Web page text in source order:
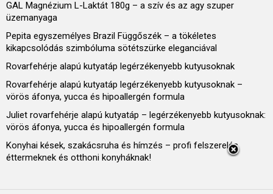
GAL Magnézium L-Laktát 180g – a szív és az agy szuper
üzemanyaga
Pepita egyszemélyes Brazil Függőszék – a tökéletes
kikapcsolódás szimbóluma sötétszürke eleganciával
Rovarfehérje alapú kutyatáp legérzékenyebb kutyusoknak
Rovarfehérje alapú kutyatáp legérzékenyebb kutyusoknak –
vörös áfonya, yucca és hipoallergén formula
Juliet rovarfehérje alapú kutyatáp – legérzékenyebb kutyusoknak:
vörös áfonya, yucca és hipoallergén formula
Konyhai kések, szakácsruha és hímzés – profi felszerelés
éttermeknek és otthoni konyháknak!